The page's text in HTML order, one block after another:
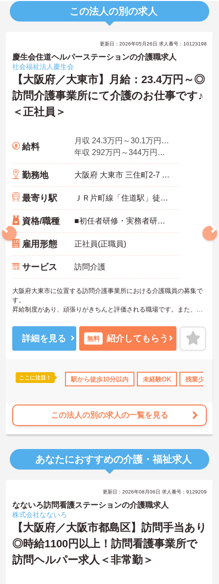
この法人の別の求人
研修制度あり 産休･育休･介護休暇取得実績あり 社会保険完備
更新日：2026年05月26日 求人番号：10123198
慶生会住道ヘルパーステーションの介護職求人
社会福祉法人慶生会
【大阪府／大東市】月給：23.4万円～◎
訪問介護事業所にて介護のお仕事です♪
＜正社員＞
給料
月収 24.3万円～30.1万円程度※諸手当込
年収 292万円～344万円程度 ※月収×12か月
勤務地 大阪府 大東市 三住町2-7 シティワース201号
最寄り駅 ＪＲ片町線「住道駅」徒歩9分
資格/職種 ■初任者研修・実務者研修・介護福祉士：いずれか ■実務経験：不問 ※未経験・ブランク：可
雇用形態 正社員(正職員)
サービス 訪問介護
大阪府大東市に位置する訪問介護事業所における介護職員の募集で
す。
昇給制度があり、頑張りがきちんと評価される職場です。また、資
せます。
ご興味のある方には、面接対策ポイントなど、さらに詳細をご案内
しますのでお気軽にご相談ください！
詳細を見る 無料 紹介してもらう
ここに注目！ 駅から徒歩10分以内 未経験OK 残業少なめ
この法人の別の求人の一覧を見る
あなたにおすすめの介護・福祉求人
更新日：2026年08月06日 求人番号：9129209
なないろ訪問看護ステーションの介護職求人
株式会社なないろ
【大阪府／大阪市都島区】訪問手当あり
◎時給1100円以上！訪問看護事業所で
訪問ヘルパー求人＜非常勤＞